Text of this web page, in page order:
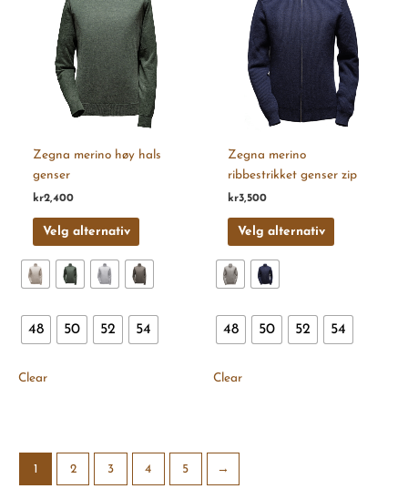
Zegna merino høy hals
genser
kr2,400
Velg alternativ
har
flere
varianter.
Alternativene
kan
velges
på
produktsiden
48 50 52 54
Clear
Zegna merino
ribbestrikket genser zip
kr3,500
Velg alternativ
har
flere
varianter.
Alternativene
kan
velges
på
48 50 52 54
Clear
1 2 3 4 5 →